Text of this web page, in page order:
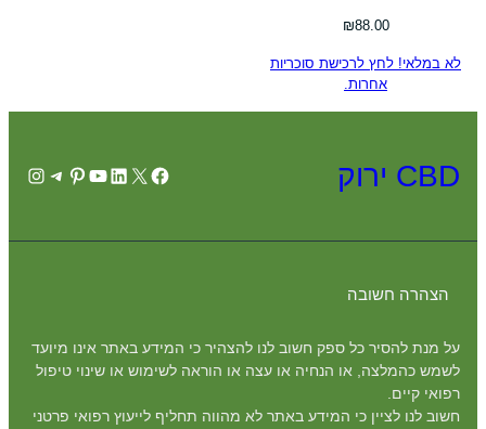
₪88.00
לא במלאי! לחץ לרכישת סוכריות
אחרות.
CBD ירוק Facebook
X
LinkedIn
YouTube
Pinterest
הצהרה חשובה
על מנת להסיר כל ספק חשוב לנו להצהיר כי המידע באתר אינו מיועד
לשמש כהמלצה, או הנחיה או עצה או הוראה לשימוש או שינוי טיפול
רפואי קיים.
חשוב לנו לציין כי המידע באתר לא מהווה תחליף לייעוץ רפואי פרטני